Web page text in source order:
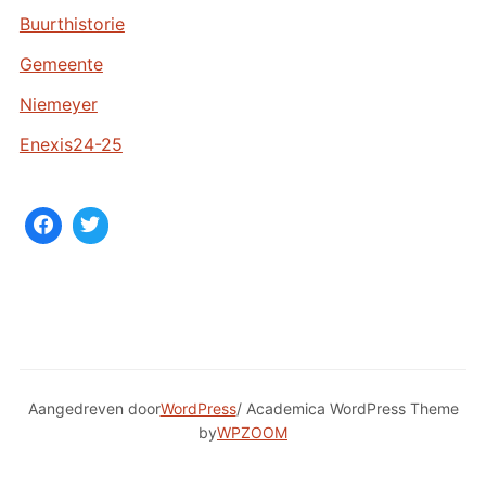
e
e
n
Buurthistorie
Gemeente
Niemeyer
Enexis24-25
Aangedreven doorWordPress/ Academica WordPress Theme
byWPZOOM